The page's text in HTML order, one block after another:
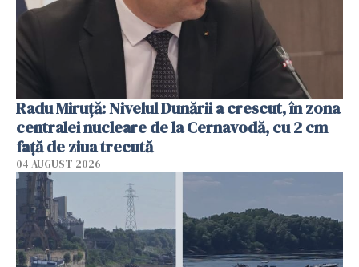
Radu Miruţă: Nivelul Dunării a crescut, în zona
centralei nucleare de la Cernavodă, cu 2 cm
faţă de ziua trecută
04 AUGUST 2026